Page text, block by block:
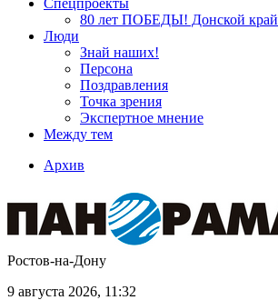
Спецпроекты
80 лет ПОБЕДЫ! Донской край
Люди
Знай наших!
Персона
Поздравления
Точка зрения
Экспертное мнение
Между тем
Архив
Ростов-на-Дону
9 августа 2026, 11:32